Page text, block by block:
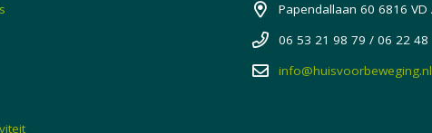
Papendallaan 60 6816 VD
06 53 21 98 79 / 06 22 48
info@huisvoorbeweging.nl